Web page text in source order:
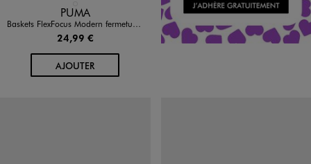
Disponible en 1 coloris
PUMA
Baskets FlexFocus Modern fermeture scratch garçon - Puma
24,99 €
AJOUTERAU PANIER